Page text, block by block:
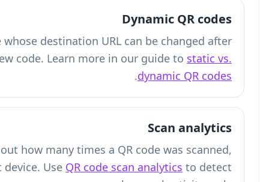
A dynamic QR code is a QR code
printing, without generating a new
Scan analytics are real-time data about
from which location, and on what